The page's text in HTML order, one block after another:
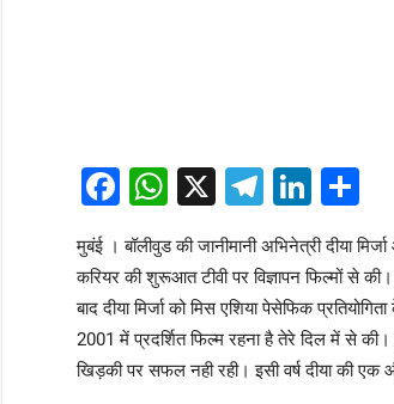
Facebook
WhatsApp
X
मुबंई । बॉलीवुड की जानीमानी अभिनेत्री दीया
करियर की शुरूआत टीवी पर विज्ञापन फिल्मों से की।
बाद दीया मिर्जा को मिस एशिया पेसेफिक
2001 में प्रदर्शित फिल्म रहना है तेरे दिल में से
खिड़की पर सफल नही रही। इसी वर्ष दीया की एक